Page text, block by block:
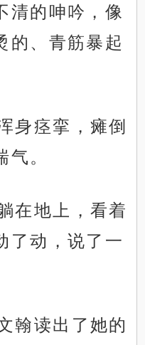
清的呻吟，像
的、青筋暴起
身痉挛，瘫倒
。
在地上，看着
了动，说了一
翰读出了她的